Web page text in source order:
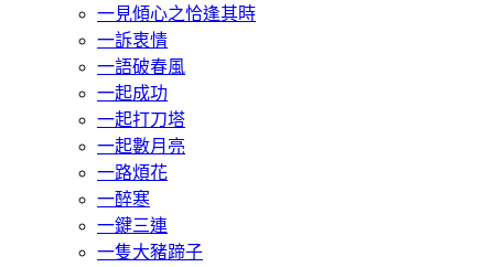
一見傾心之恰逢其時
一訴衷情
一語破春風
一起成功
一起打刀塔
一起數月亮
一路煩花
一醉寒
一鍵三連
一隻大豬蹄子